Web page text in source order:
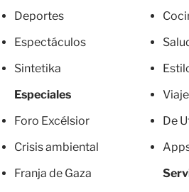
Deportes
Espectáculos
Sintetika
Especiales
Foro Excélsior
Crisis ambiental
Franja de Gaza
De